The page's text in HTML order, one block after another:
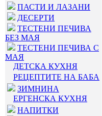
ПАСТИ И ЛАЗАНИ
ДЕСЕРТИ
ТЕСТЕНИ ПЕЧИВА
БЕЗ МАЯ
ТЕСТЕНИ ПЕЧИВА С
МАЯ
ДЕТСКА КУХНЯ
РЕЦЕПТИТЕ НА БАБА
ЗИМНИНА
ЕРГЕНСКА КУХНЯ
НАПИТКИ